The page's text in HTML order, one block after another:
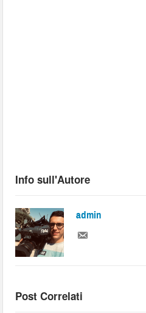
Info sull'Autore
admin
Post Correlati